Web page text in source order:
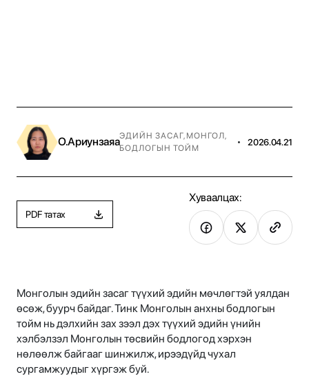
О.АриунзаяаЭДИЙН ЗАСАГ, МОНГОЛ,
БОДЛОГЫН ТОЙМ
• 2026.04.21
PDF татах
Хуваалцах:
Монголын эдийн засаг түүхий эдийн мөчлөгтэй уялдан
өсөж, буурч байдаг. Тинк Монголын анхны бодлогын
тойм нь дэлхийн зах зээл дэх түүхий эдийн үнийн
хэлбэлзэл Монголын төсвийн бодлогод хэрхэн
нөлөөлж байгааг шинжилж, ирээдүйд чухал
сургамжуудыг хүргэж буй.